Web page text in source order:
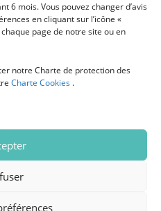
6 mois. Vous pouvez changer d’avis
en cliquant sur l’icône «
page de notre site ou en
notre Charte de protection des
Charte Cookies .
MENSUELLE